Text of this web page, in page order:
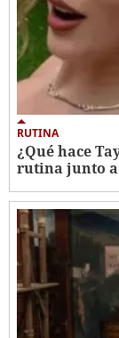
RUTINA
¿Qué hace
rutina junto